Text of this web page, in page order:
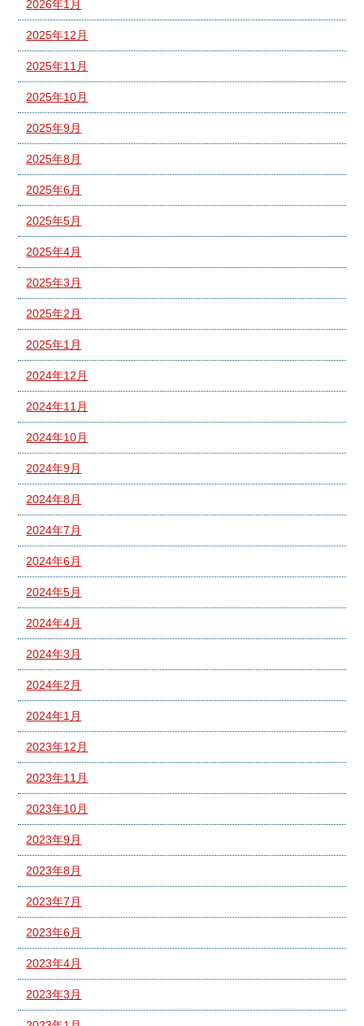
2026年1月
2025年12月
2025年11月
2025年10月
2025年9月
2025年8月
2025年6月
2025年5月
2025年4月
2025年3月
2025年2月
2025年1月
2024年12月
2024年11月
2024年10月
2024年9月
2024年8月
2024年7月
2024年6月
2024年5月
2024年4月
2024年3月
2024年2月
2024年1月
2023年12月
2023年11月
2023年10月
2023年9月
2023年8月
2023年7月
2023年6月
2023年4月
2023年3月